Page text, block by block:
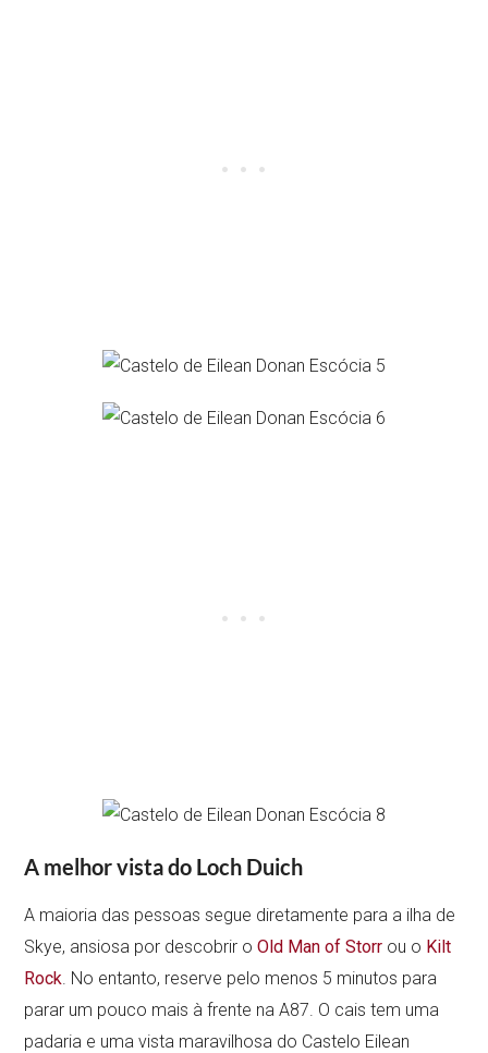
A melhor vista do Loch Duich
A maioria das pessoas segue diretamente para a ilha de
Skye, ansiosa por descobrir oOld Man of Storr ou o Kilt
Rock. No entanto, reserve pelo menos 5 minutos para
parar um pouco mais à frente na A87. O cais tem uma
padaria e uma vista maravilhosa do Castelo Eilean